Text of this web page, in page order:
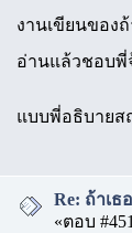
งานเขียนของ
อ่านแล้วชอบพี่
แบบพี่อธิบายส
Re: ถ้าเธ
«ตอบ